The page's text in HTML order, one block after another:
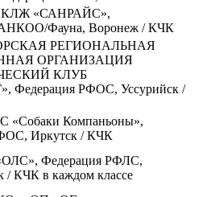
«САНРАЙС»,
Фауна, Воронеж / КЧК
РЕГИОНАЛЬНАЯ
ОРГАНИЗАЦИЯ
КЛУБ
Федерация РФОС, Уссурийск /
«Собаки Компаньоны»,
Иркутск / КЧК
Федерация РФЛС,
/ КЧК в каждом классе